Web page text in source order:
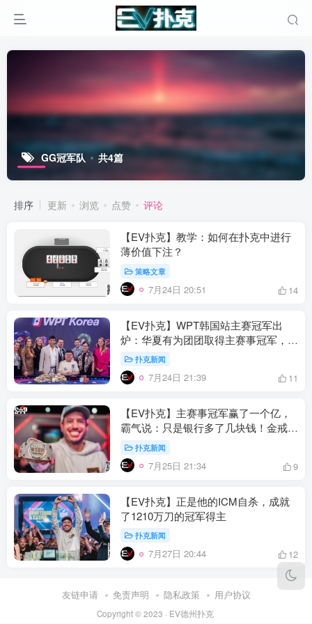
GG冠军队 共4篇
排序 更新 浏览 点赞 评论
【EV扑克】教学：如何在扑克中进行
薄价值下注？
策略文章
7月24日 20:51 14
【EV扑克】WPT韩国站主赛冠军出
炉：华夏有为团团取得主赛事冠军，一
滴水冠军出炉，赵威、金旭东斩获边赛
冠军
扑克新闻
7月24日 21:39 11
【EV扑克】主赛事冠军赢了一个亿，
霸气说：只是银行多了几块钱！金戒指
主赛每日多场DAY1
扑克新闻
7月25日 21:34 9
【EV扑克】正是他的ICM自杀，成就
了1210万刀的冠军得主
扑克新闻
7月27日 20:44 12
友链申请 免责声明 隐私政策 用户协议
Copyright © 2023 · EV德州扑克